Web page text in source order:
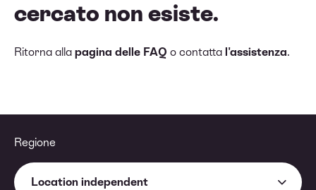
cercato non esiste.
Ritorna alla pagina delle FAQ o contatta l'assistenza.
Regione
Location independent